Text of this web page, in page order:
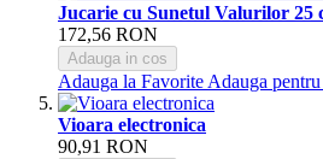
Jucarie cu Sunetul Valurilor 25
172,56 RON
Adauga in cos
Adauga la Favorite Adauga
Vioara electronica
90,91 RON